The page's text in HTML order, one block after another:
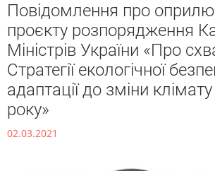
Повідомлення про
проєкту розпорядження
Міністрів України «Про
Стратегії екологічної
адаптації до зміни
року»
02.03.2021